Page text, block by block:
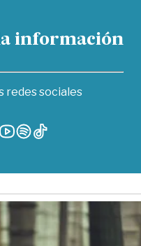
información
redes sociales